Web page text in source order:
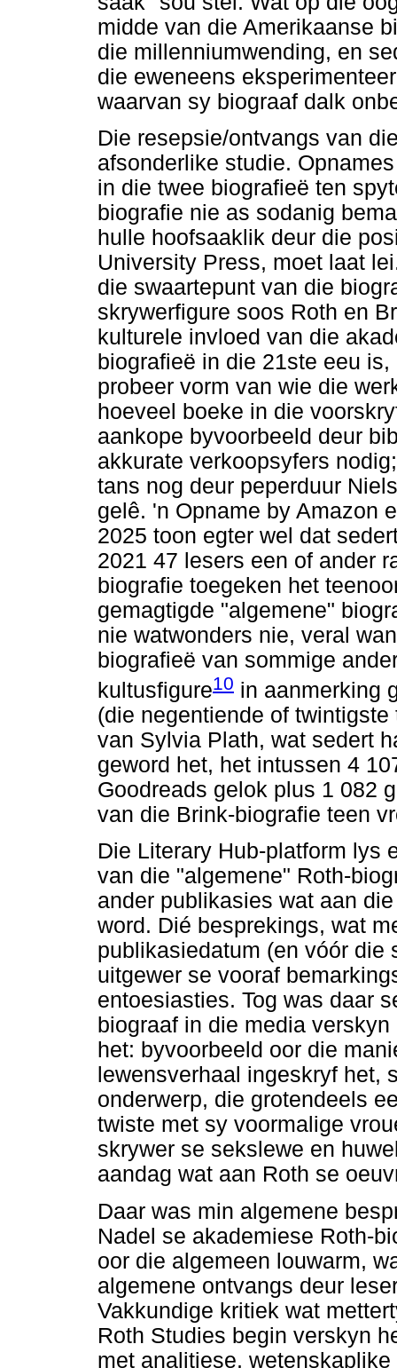
midde van die Amerikaanse
die millenniumwending, en
die eweneens
waarvan sy biograaf dalk
Die resepsie/ontvangs van
afsonderlike studie.
in die twee biografieë ten
biografie nie as sodanig
hulle hoofsaaklik deur die
University Press, moet laat
die swaartepunt van die
skrywerfigure soos Roth en
kulturele invloed van die
biografieë in die 21ste eeu
probeer vorm van wie die
hoeveel boeke in die
aankope byvoorbeeld deur
akkurate verkoopsyfers
tans nog deur peperduur
gelê. 'n Opname by Amazon
2025 toon egter wel dat
2021 47 lesers een of ander
biografie toegeken het
gemagtigde "algemene"
nie watwonders nie, veral
biografieë van sommige
kultusfigure10 in aanmerking
(die negentiende of
van Sylvia Plath, wat sedert
geword het, het intussen 4
Goodreads gelok plus 1 082
van die Brink-biografie teen
Die Literary Hub-platform lys
van die "algemene" Roth-
ander publikasies wat aan
word. Dié besprekings, wat
publikasiedatum (en vóór die
uitgewer se vooraf
entoesiasties. Tog was daar
biograaf in die media
het: byvoorbeeld oor die
lewensverhaal ingeskryf het,
onderwerp, die grotendeels
twiste met sy voormalige
skrywer se sekslewe en
aandag wat aan Roth se
Daar was min algemene
Nadel se akademiese Roth-
oor die algemeen louwarm,
algemene ontvangs deur
Vakkundige kritiek wat
Roth Studies begin verskyn
met analitiese,